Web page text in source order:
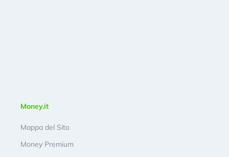
Money.it
Mappa del Sito
Money Premium